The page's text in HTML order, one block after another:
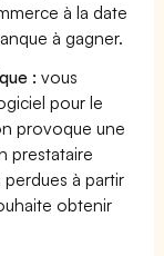
à la date
à gagner.
: vous
pour le
provoque une
prestataire
à partir
obtenir